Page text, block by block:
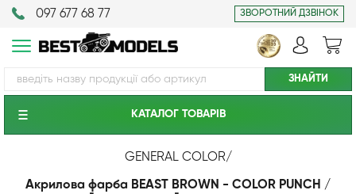
097 677 68 77 ЗВОРОТНИЙ ДЗВІНОК
КАТАЛОГ ТОВАРIВ
GENERAL COLOR/
Акрилова фарба BEAST BROWN - COLOR PUNCH /